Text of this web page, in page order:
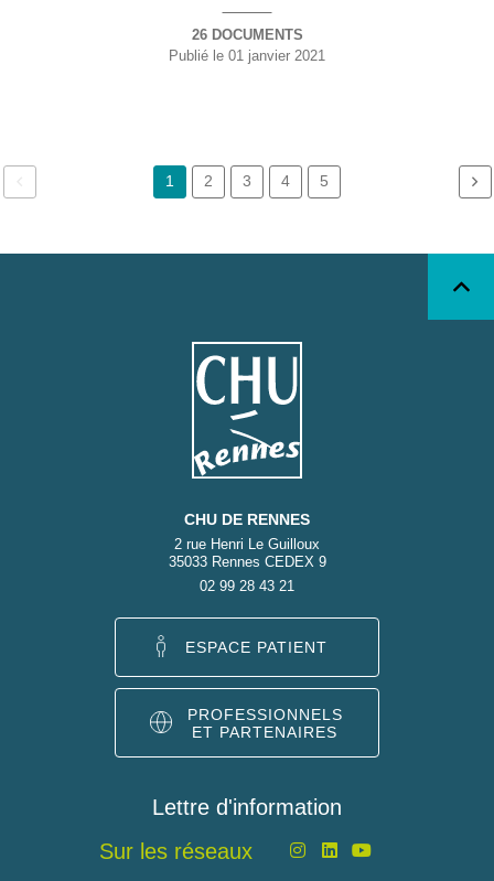
26 DOCUMENTS
Publié le 01 janvier 2021
1 2 3 4 5
CHU DE RENNES
2 rue Henri Le Guilloux
35033 Rennes CEDEX 9
02 99 28 43 21
ESPACE PATIENT
PROFESSIONNELS
ET PARTENAIRES
Lettre d'information
Sur les réseaux